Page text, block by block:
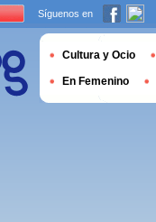
Síguenos en
Cultura y Ocio
En Femenino